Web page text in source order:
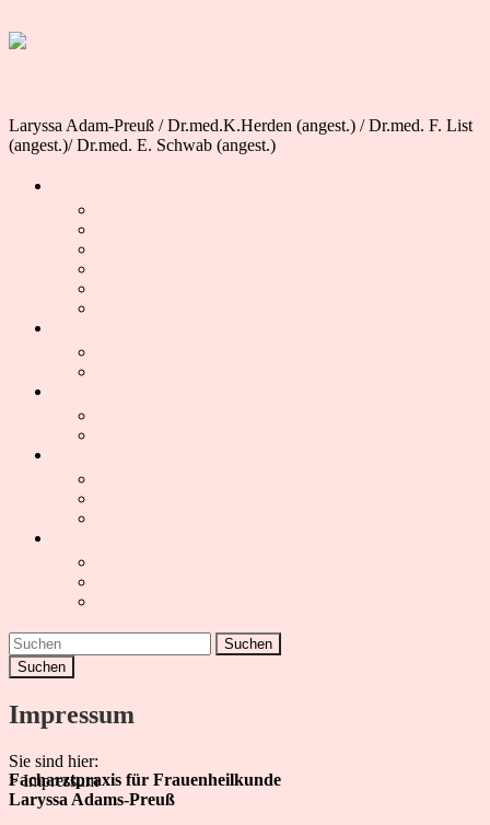
Laryssa Adam-Preuß / Dr.med.K.Herden (angest.) / Dr.med. F. List
(angest.)/ Dr.med. E. Schwab (angest.)
Suchen
Impressum
Sie sind hier:
>Impressum
Facharztpraxis für Frauenheilkunde
Laryssa Adams-Preuß